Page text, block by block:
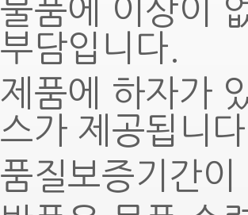
물품에 이상이
부담입니다.
제품에 하자가
스가 제공됩니
품질보증기간